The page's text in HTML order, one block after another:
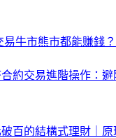
牛市熊市都能賺錢？
約交易進階操作：避
百的結構式理財｜原